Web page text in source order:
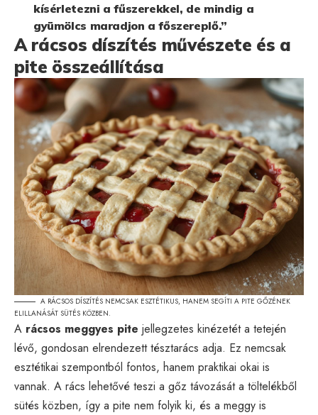
kísérletezni a fűszerekkel, de mindig a
gyümölcs maradjon a főszereplő.”
A rácsos díszítés művészete és a
pite összeállítása
A RÁCSOS DÍSZÍTÉS NEMCSAK ESZTÉTIKUS, HANEM SEGÍTI A PITE GŐZÉNEK
ELILLANÁSÁT SÜTÉS KÖZBEN.
A rácsos meggyes pite jellegzetes kinézetét a tetején
lévő, gondosan elrendezett tésztarács adja. Ez nemcsak
esztétikai szempontból fontos, hanem praktikai okai is
vannak. A rács lehetővé teszi a gőz távozását a töltelékből
sütés közben, így a pite nem folyik ki, és a meggy is